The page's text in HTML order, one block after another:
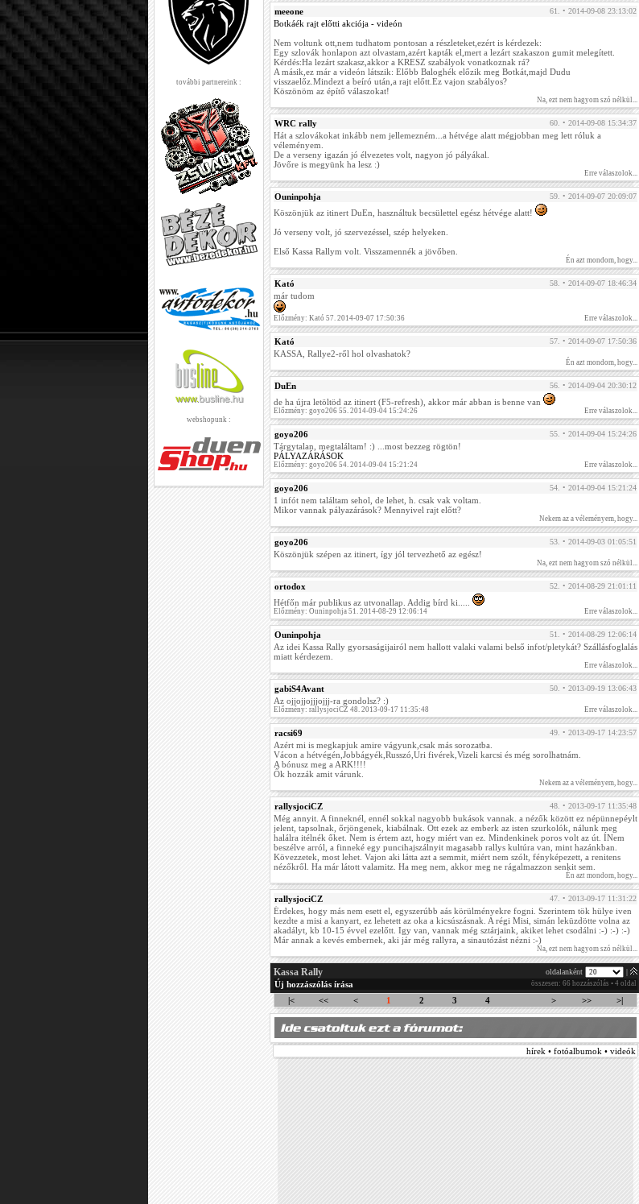
további partnereink :
webshopunk :
meeone 61. • 2014-09-08 23:13:02
Botkáék rajt előtti akciója - videón
Nem voltunk ott,nem tudhatom pontosan a részleteket,ezért is kérdezek:
Egy szlovák honlapon azt olvastam,azért kapták el,mert a lezárt szakaszon gumit melegített.
Kérdés:Ha lezárt szakasz,akkor a KRESZ szabályok vonatkoznak rá?
A másik,ez már a videón látszik: Előbb Baloghék előzik meg Botkát,majd Dudu
visszaelőz.Mindezt a beíró után,a rajt előtt.Ez vajon szabályos?
Köszönöm az építő válaszokat!
Na, ezt nem hagyom szó nélkül...
WRC rally 60. • 2014-09-08 15:34:37
Hát a szlovákokat inkább nem jellemezném...a hétvége alatt mégjobban meg lett róluk a
véleményem.
De a verseny igazán jó élvezetes volt, nagyon jó pályákal.
Jövőre is megyünk ha lesz :)
Erre válaszolok...
Ouninpohja 59. • 2014-09-07 20:09:07
Köszönjük az itinert DuEn, használtuk becsülettel egész hétvége alatt!
Jó verseny volt, jó szervezéssel, szép helyeken.
Első Kassa Rallym volt. Visszamennék a jövőben.
Én azt mondom, hogy...
Kató 58. • 2014-09-07 18:46:34
már tudom
Előzmény: Kató 57. 2014-09-07 17:50:36 Erre válaszolok...
Kató 57. • 2014-09-07 17:50:36
KASSA, Rallye2-ről hol olvashatok?
Én azt mondom, hogy...
DuEn 56. • 2014-09-04 20:30:12
de ha újra letöltöd az itinert (F5-refresh), akkor már abban is benne van
Előzmény: goyo206 55. 2014-09-04 15:24:26 Erre válaszolok...
goyo206 55. • 2014-09-04 15:24:26
Tárgytalan, megtaláltam! :) ...most bezzeg rögtön!
PÁLYAZÁRÁSOK
Előzmény: goyo206 54. 2014-09-04 15:21:24 Erre válaszolok...
goyo206 54. • 2014-09-04 15:21:24
1 infót nem találtam sehol, de lehet, h. csak vak voltam.
Mikor vannak pályazárások? Mennyivel rajt előtt?
Nekem az a véleményem, hogy...
goyo206 53. • 2014-09-03 01:05:51
Köszönjük szépen az itinert, így jól tervezhető az egész!
Na, ezt nem hagyom szó nélkül...
ortodox 52. • 2014-08-29 21:01:11
Hétfőn már publikus az utvonallap. Addig bírd ki.....
Előzmény: Ouninpohja 51. 2014-08-29 12:06:14 Erre válaszolok...
Ouninpohja 51. • 2014-08-29 12:06:14
Az idei Kassa Rally gyorsaságijairól nem hallott valaki valami belső infot/pletykát? Szállásfoglalás
miatt kérdezem.
Erre válaszolok...
gabiS4Avant 50. • 2013-09-19 13:06:43
Az ojjojjojjjojjj-ra gondolsz? :)
Előzmény: rallysjociCZ 48. 2013-09-17 11:35:48 Erre válaszolok...
racsi69 49. • 2013-09-17 14:23:57
Azért mi is megkapjuk amire vágyunk,csak más sorozatba.
Vácon a hétvégén,Jobbágyék,Russzó,Uri fivérek,Vizeli karcsi és még sorolhatnám.
A bónusz meg a ARK!!!!
Ők hozzák amit várunk.
Nekem az a véleményem, hogy...
rallysjociCZ 48. • 2013-09-17 11:35:48
Még annyit. A finneknél, ennél sokkal nagyobb bukások vannak. a nézők között ez népünnepéylt
jelent, tapsolnak, őrjöngenek, kiabálnak. Ott ezek az emberk az isten szurkolók, nálunk meg
halálra itélnék őket. Nem is értem azt, hogy miért van ez. Mindenkinek poros volt az út. ÍNem
beszélve arról, a finneké egy puncihajszálnyit magasabb rallys kultúra van, mint hazánkban.
Kövezzetek, most lehet. Vajon aki látta azt a semmit, miért nem szólt, fényképezett, a renitens
nézőkről. Ha már látott valamitz. Ha meg nem, akkor meg ne rágalmazzon senkit sem.
Én azt mondom, hogy...
rallysjociCZ 47. • 2013-09-17 11:31:22
Érdekes, hogy más nem esett el, egyszerúbb aás körülményekre fogni. Szerintem tök hülye iven
kezdte a misi a kanyart, ez lehetett az oka a kicsúszásnak. A régi Misi, simán leküzdötte volna az
akadályt, kb 10-15 évvel ezelőtt. Igy van, vannak még sztárjaink, akiket lehet csodálni :-) :-) :-)
Már annak a kevés embernek, aki jár még rallyra, a sinautózást nézni :-)
Na, ezt nem hagyom szó nélkül...
Kassa Rally oldalanként |
Új hozzászólás írása összesen: 66 hozzászólás • 4 oldal
|< << < 1 2 3 4 > >> >|
hírek • fotóalbumok • videók